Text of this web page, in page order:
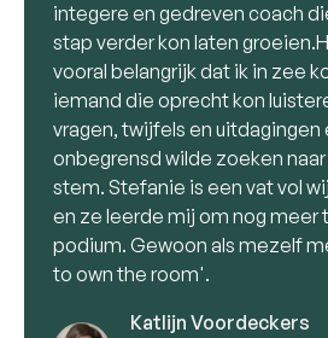
integere en gedreven coach
stap verder kon laten
vooral belangrijk dat ik in zee
iemand die oprecht kon
vragen, twijfels en uitdagingen
onbegrensd wilde zoeken
stem. Stefanie is een vat vol
en ze leerde mij om nog meer
podium. Gewoon als mezelf
to own the room'.
Katlijn Voordeckers